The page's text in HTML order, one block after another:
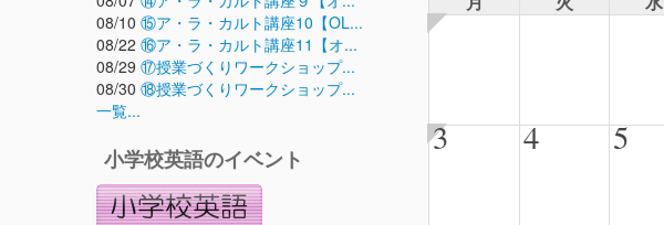
08/10 ⑮ア・ラ・カルト講座10【OL...
08/22 ⑯ア・ラ・カルト講座11【オ...
08/29 ⑰授業づくりワークショップ...
08/30 ⑱授業づくりワークショップ...
一覧...
小学校英語のイベント
3 4 5